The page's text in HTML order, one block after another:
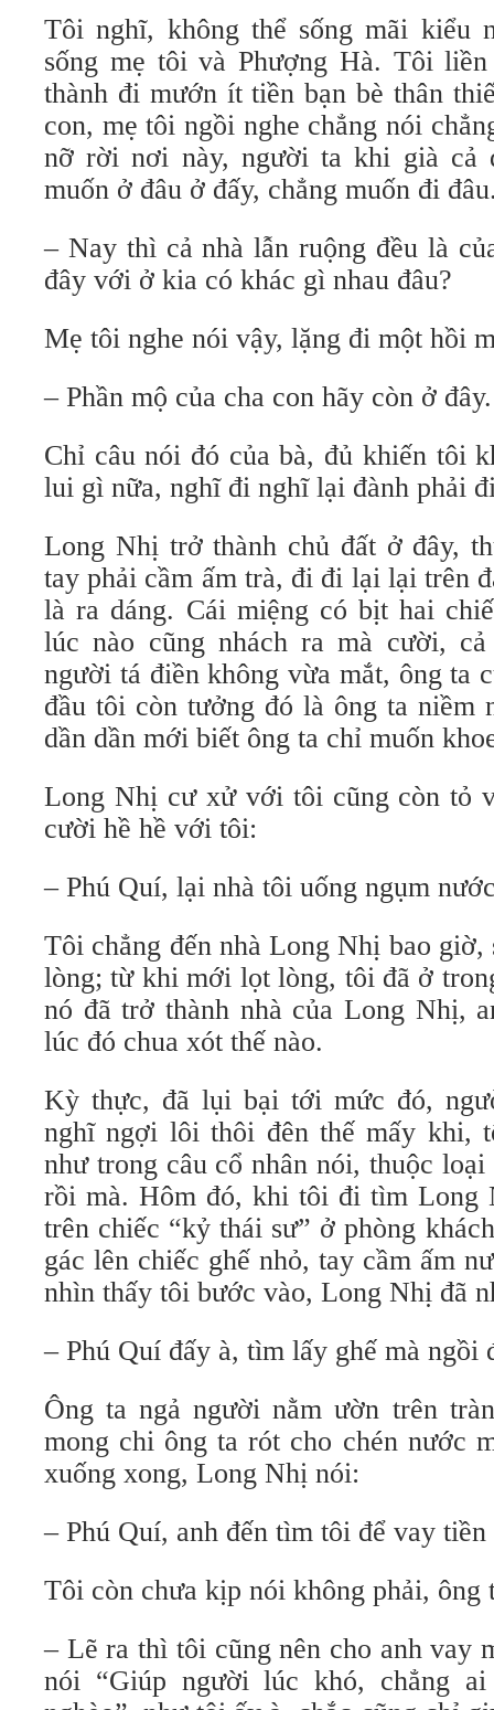
Tôi nghĩ, không thể sống mãi kiểu
sống mẹ tôi và Phượng Hà. Tôi
thành đi mướn ít tiền bạn bè thân
con, mẹ tôi ngồi nghe chẳng nói
nỡ rời nơi này, người ta khi già cả
muốn ở đâu ở đấy, chẳng muốn đi
– Nay thì cả nhà lẫn ruộng đều là
đây với ở kia có khác gì nhau đâu?
Mẹ tôi nghe nói vậy, lặng đi một hồi
– Phần mộ của cha con hãy còn ở đây.
Chỉ câu nói đó của bà, đủ khiến tôi
lui gì nữa, nghĩ đi nghĩ lại đành phải
Long Nhị trở thành chủ đất ở đây,
tay phải cầm ấm trà, đi đi lại lại trên
là ra dáng. Cái miệng có bịt hai
lúc nào cũng nhách ra mà cười,
người tá điền không vừa mắt, ông ta
đầu tôi còn tưởng đó là ông ta niềm
dần dần mới biết ông ta chỉ muốn
Long Nhị cư xử với tôi cũng còn tỏ
cười hề hề với tôi:
– Phú Quí, lại nhà tôi uống ngụm
Tôi chẳng đến nhà Long Nhị bao
lòng; từ khi mới lọt lòng, tôi đã ở
nó đã trở thành nhà của Long Nhị,
lúc đó chua xót thế nào.
Kỳ thực, đã lụi bại tới mức đó,
nghĩ ngợi lôi thôi đên thế mấy khi,
như trong câu cổ nhân nói, thuộc loại
rồi mà. Hôm đó, khi tôi đi tìm Long
trên chiếc “kỷ thái sư” ở phòng
gác lên chiếc ghế nhỏ, tay cầm ấm
nhìn thấy tôi bước vào, Long Nhị đã
– Phú Quí đấy à, tìm lấy ghế mà ngồi
Ông ta ngả người nằm ườn trên
mong chi ông ta rót cho chén nước
xuống xong, Long Nhị nói:
– Phú Quí, anh đến tìm tôi để vay tiền
Tôi còn chưa kịp nói không phải, ông
– Lẽ ra thì tôi cũng nên cho anh vay
nói “Giúp người lúc khó, chẳng